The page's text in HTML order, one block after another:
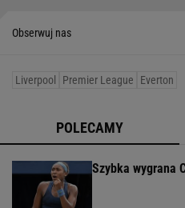
Obserwuj nas
Liverpool Premier League Everton
POLECAMY
Szybka wygrana